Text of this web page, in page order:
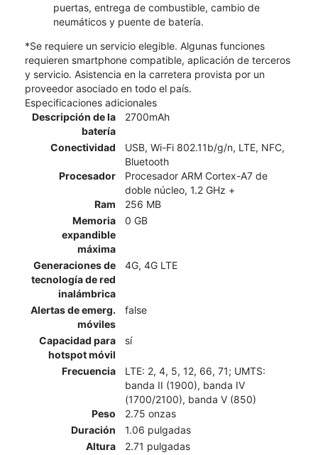
puertas, entrega de combustible, cambio de
neumáticos y puente de batería.
*Se requiere un servicio elegible. Algunas funciones
requieren smartphone compatible, aplicación de terceros
y servicio. Asistencia en la carretera provista por un
proveedor asociado en todo el país.
Especificaciones adicionales
Descripción de la
batería
2700mAh
Conectividad
USB, Wi-Fi 802.11b/g/n, LTE, NFC,
Bluetooth
Procesador
Procesador ARM Cortex-A7 de
doble núcleo, 1.2 GHz +
Ram
256 MB
Memoria
expandible
máxima
0 GB
Generaciones de
tecnología de red
inalámbrica
4G, 4G LTE
Alertas de emerg.
móviles
false
Capacidad para
hotspot móvil
sí
Frecuencia
LTE: 2, 4, 5, 12, 66, 71; UMTS:
banda II (1900), banda IV
(1700/2100), banda V (850)
Peso
2.75 onzas
Duración
1.06 pulgadas
Altura
2.71 pulgadas